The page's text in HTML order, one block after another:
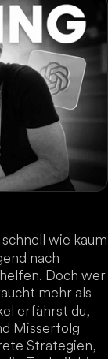
wie kaum
nach
Doch wer
mehr als
erfährst du,
Misserfolg
Strategien,